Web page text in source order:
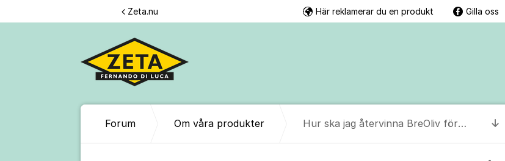
Zeta.nu Här reklamerar du en produkt Gilla oss
Forum Om våra produkter Hur ska jag återvinna BreOliv förpackningen?